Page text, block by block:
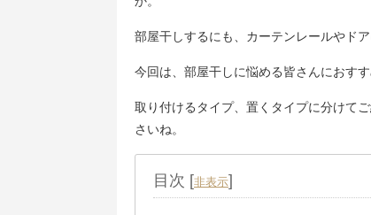
部屋干しするにも、カーテンレールやド
今回は、部屋干しに悩める皆さんにおす
取り付けるタイプ、置くタイプに分けて
さいね。
目次 [非表示]